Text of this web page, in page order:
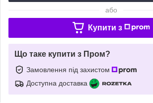
або
Купити з
Що таке купити з Пром?
Замовлення під захистом
Доступна доставка